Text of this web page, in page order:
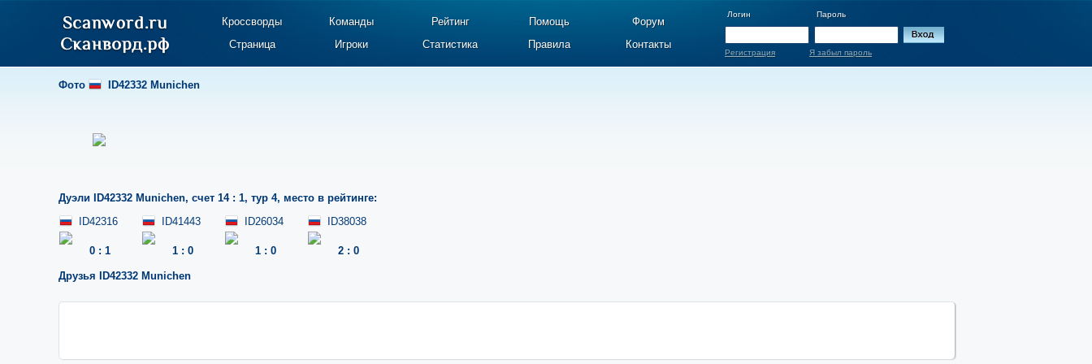
Кроссворды Команды Рейтинг Помощь
Форум
Страница
Игроки Статистика Правила Контакты
Логин Пароль
Регистрация Я забыл пароль
Фото ID42332 Munichen
Дуэли ID42332 Munichen, счет 14 : 1, тур 4, место в рейтинге:
ID42316
0 : 1
ID41443
1 : 0
ID26034
1 : 0
ID38038
2 : 0
Друзья ID42332 Munichen